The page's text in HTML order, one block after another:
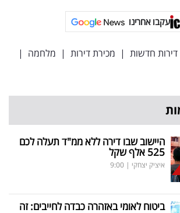
עקבו אחרינו
דירות חדשות | מכירת דירות | מלחמה |
היישוב שבו דירה ללא ממ"ד תעלה לכם
525 אלף שקל
איציק יצחקי |
9:00
ביטוח לאומי באזהרה כבדה לחייבים: זה